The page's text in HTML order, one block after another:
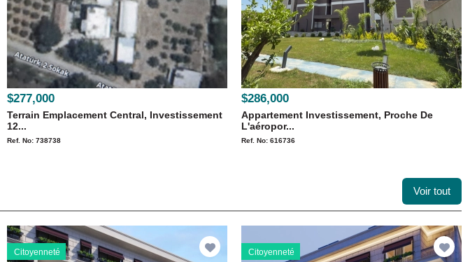
$277,000
Terrain Emplacement Central, Investissement
12...
Ref. No: 738738
$286,000
Appartement Investissement, Proche De
L'aéropor...
Ref. No: 616736
Voir tout
Citoyenneté Citoyenneté